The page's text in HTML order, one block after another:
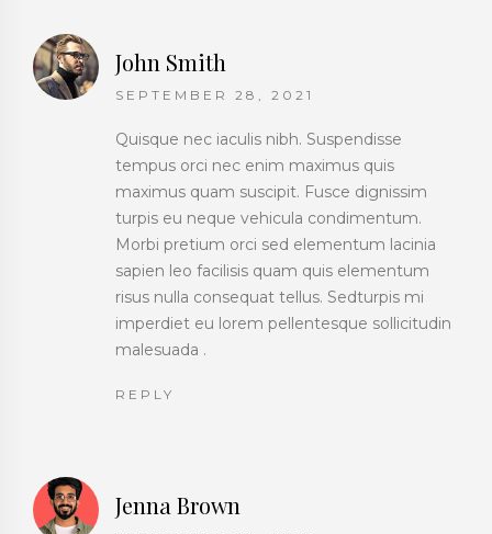
John Smith
SEPTEMBER 28, 2021
Quisque nec iaculis nibh. Suspendisse
tempus orci nec enim maximus quis
maximus quam suscipit. Fusce dignissim
turpis eu neque vehicula condimentum.
Morbi pretium orci sed elementum lacinia
sapien leo facilisis quam quis elementum
risus nulla consequat tellus. Sedturpis mi
imperdiet eu lorem pellentesque sollicitudin
malesuada .
REPLY
Jenna Brown